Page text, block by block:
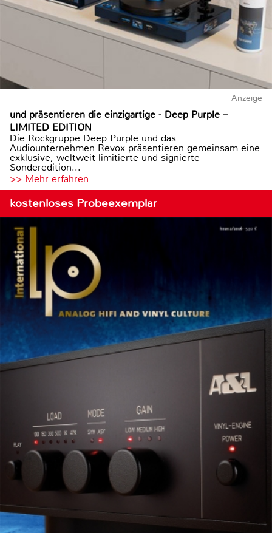
Anzeige
und präsentieren die einzigartige - Deep Purple –
LIMITED EDITION
Die Rockgruppe Deep Purple und das
Audiounternehmen Revox präsentieren gemeinsam eine
exklusive, weltweit limitierte und signierte
Sonderedition...
>> Mehr erfahren
kostenloses Probeexemplar